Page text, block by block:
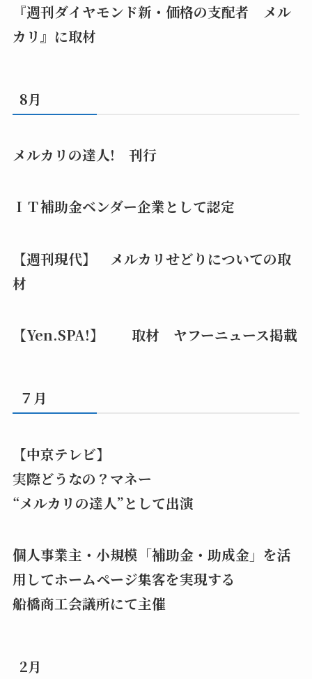
『週刊ダイヤモンド新・価格の支配者 メル
カリ』に取材
8月
メルカリの達人! 刊行
ＩＴ補助金ベンダー企業として認定
【週刊現代】 メルカリせどりについての取
材
【Yen.SPA!】 取材 ヤフーニュース掲載
７月
【中京テレビ】
実際どうなの？マネー
“メルカリの達人”として出演
個人事業主・小規模「補助金・助成金」を活
用してホームページ集客を実現する
船橋商工会議所にて主催
2月